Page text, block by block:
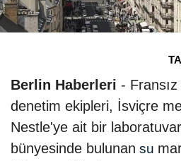
Berlin Haberleri -
denetim ekipleri, İsviçre
Nestle'ye ait bir
bünyesinde bulunan su